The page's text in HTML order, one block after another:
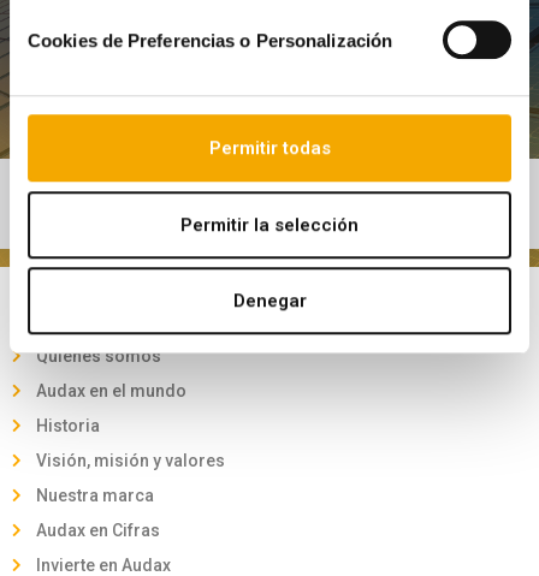
Cookies de Preferencias o Personalización
Permitir todas
Permitir la selección
Denegar
Últimas noticias
Quiénes somos
Audax en el mundo
Historia
Visión, misión y valores
Nuestra marca
Audax en Cifras
Invierte en Audax